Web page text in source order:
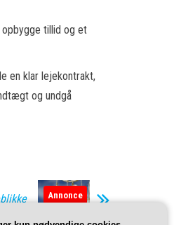
tillid og et
en klar lejekontrakt,
og undgå
Annonce